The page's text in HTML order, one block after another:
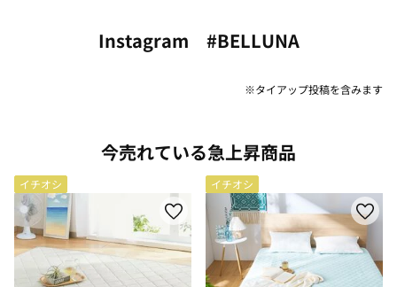
Instagram #BELLUNA
※タイアップ投稿を含みます
今売れている急上昇商品
イチオシ イチオシ